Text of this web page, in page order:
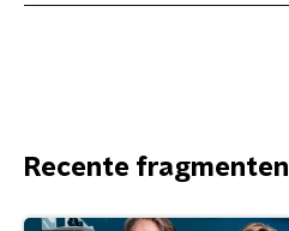
Recente fragmenten